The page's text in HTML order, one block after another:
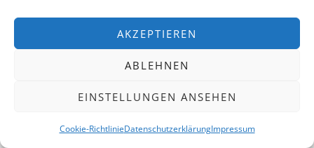
AKZEPTIEREN
ABLEHNEN
EINSTELLUNGEN ANSEHEN
Cookie-RichtlinieDatenschutzerklärungImpressum